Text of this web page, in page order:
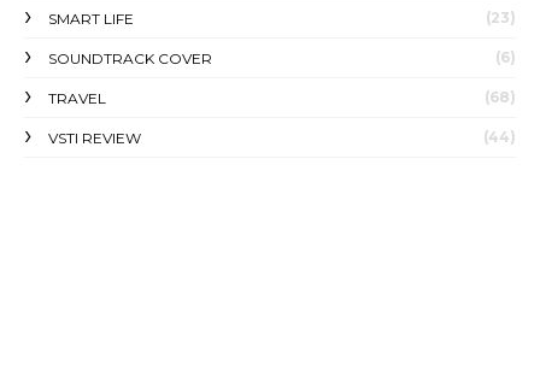
SMART LIFE (23)
SOUNDTRACK COVER (6)
TRAVEL (68)
VSTI REVIEW (44)